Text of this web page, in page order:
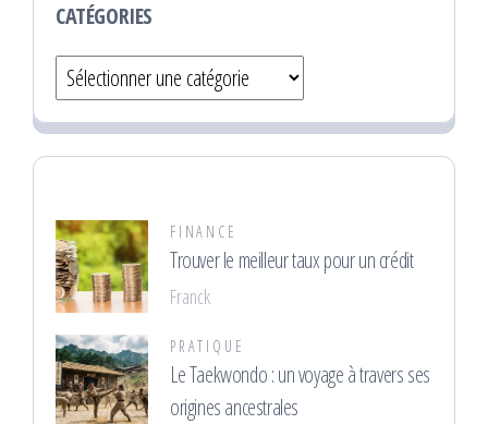
CATÉGORIES
Catégories
FINANCE
Trouver le meilleur taux pour un crédit
Franck
PRATIQUE
Le Taekwondo : un voyage à travers ses
origines ancestrales